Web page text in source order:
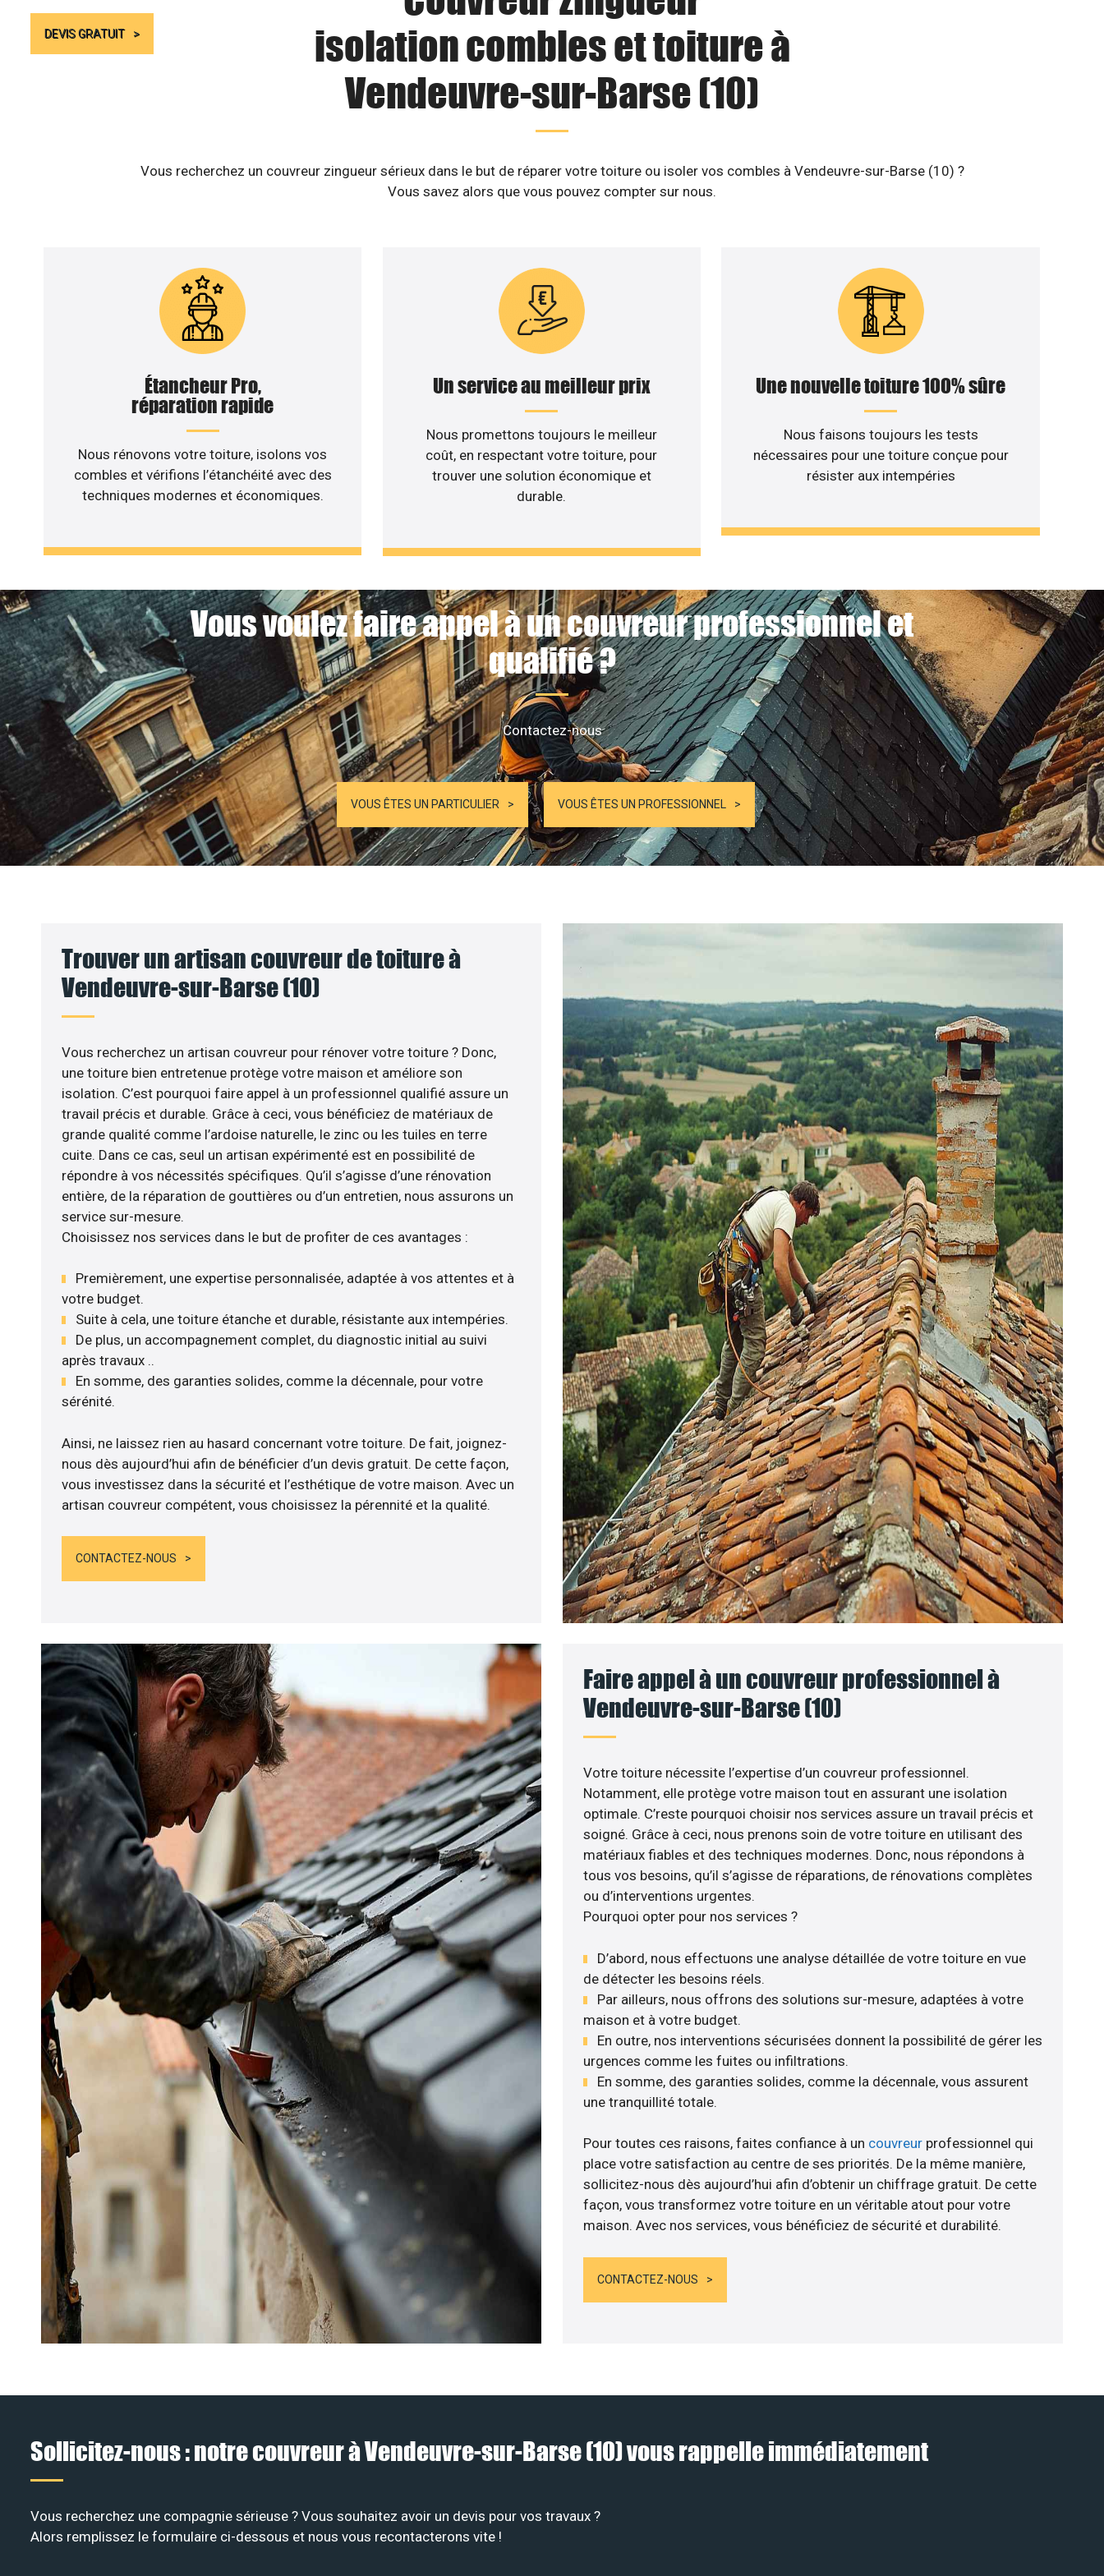
DEVIS GRATUIT
isolation combles et toiture à
Vendeuvre-sur-Barse (10)
Vous recherchez un couvreur zingueur sérieux dans le but de réparer votre toiture ou isoler vos combles à Vendeuvre-sur-Barse (10) ?
Vous savez alors que vous pouvez compter sur nous.
Étancheur Pro,
réparation rapide
Nous rénovons votre toiture, isolons vos
combles et vérifions l’étanchéité avec des
techniques modernes et économiques.
Un service au meilleur prix
Nous promettons toujours le meilleur
coût, en respectant votre toiture, pour
trouver une solution économique et
durable.
Une nouvelle toiture 100% sûre
Nous faisons toujours les tests
nécessaires pour une toiture conçue pour
résister aux intempéries
Vous voulez faire appel à un couvreur professionnel et
qualifié ?
Contactez-nous
VOUS ÊTES UN PARTICULIER VOUS ÊTES UN PROFESSIONNEL
Trouver un artisan couvreur de toiture à
Vendeuvre-sur-Barse (10)
Vous recherchez un artisan couvreur pour rénover votre toiture ? Donc,
une toiture bien entretenue protège votre maison et améliore son
isolation. C’est pourquoi faire appel à un professionnel qualifié assure un
travail précis et durable. Grâce à ceci, vous bénéficiez de matériaux de
grande qualité comme l’ardoise naturelle, le zinc ou les tuiles en terre
cuite. Dans ce cas, seul un artisan expérimenté est en possibilité de
répondre à vos nécessités spécifiques. Qu’il s’agisse d’une rénovation
entière, de la réparation de gouttières ou d’un entretien, nous assurons un
service sur-mesure.
Choisissez nos services dans le but de profiter de ces avantages :
Premièrement, une expertise personnalisée, adaptée à vos attentes et à
votre budget.
Suite à cela, une toiture étanche et durable, résistante aux intempéries.
De plus, un accompagnement complet, du diagnostic initial au suivi
après travaux ..
En somme, des garanties solides, comme la décennale, pour votre
sérénité.
Ainsi, ne laissez rien au hasard concernant votre toiture. De fait, joignez-
nous dès aujourd’hui afin de bénéficier d’un devis gratuit. De cette façon,
vous investissez dans la sécurité et l’esthétique de votre maison. Avec un
artisan couvreur compétent, vous choisissez la pérennité et la qualité.
CONTACTEZ-NOUS
Faire appel à un couvreur professionnel à
Vendeuvre-sur-Barse (10)
Votre toiture nécessite l’expertise d’un couvreur professionnel.
Notamment, elle protège votre maison tout en assurant une isolation
optimale. C’reste pourquoi choisir nos services assure un travail précis et
soigné. Grâce à ceci, nous prenons soin de votre toiture en utilisant des
matériaux fiables et des techniques modernes. Donc, nous répondons à
tous vos besoins, qu’il s’agisse de réparations, de rénovations complètes
ou d’interventions urgentes.
Pourquoi opter pour nos services ?
D’abord, nous effectuons une analyse détaillée de votre toiture en vue
de détecter les besoins réels.
Par ailleurs, nous offrons des solutions sur-mesure, adaptées à votre
maison et à votre budget.
En outre, nos interventions sécurisées donnent la possibilité de gérer les
urgences comme les fuites ou infiltrations.
En somme, des garanties solides, comme la décennale, vous assurent
une tranquillité totale.
Pour toutes ces raisons, faites confiance à un couvreurprofessionnel qui
place votre satisfaction au centre de ses priorités. De la même manière,
sollicitez-nous dès aujourd’hui afin d’obtenir un chiffrage gratuit. De cette
façon, vous transformez votre toiture en un véritable atout pour votre
maison. Avec nos services, vous bénéficiez de sécurité et durabilité.
CONTACTEZ-NOUS
Sollicitez-nous : notre couvreur à Vendeuvre-sur-Barse (10) vous rappelle immédiatement
Vous recherchez une compagnie sérieuse ? Vous souhaitez avoir un devis pour vos travaux ?
Alors remplissez le formulaire ci-dessous et nous vous recontacterons vite !